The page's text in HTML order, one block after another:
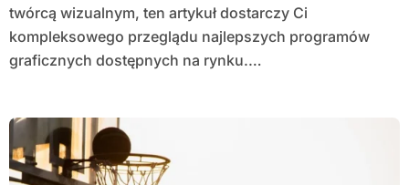
twórcą wizualnym, ten artykuł dostarczy Ci
kompleksowego przeglądu najlepszych programów
graficznych dostępnych na rynku.…